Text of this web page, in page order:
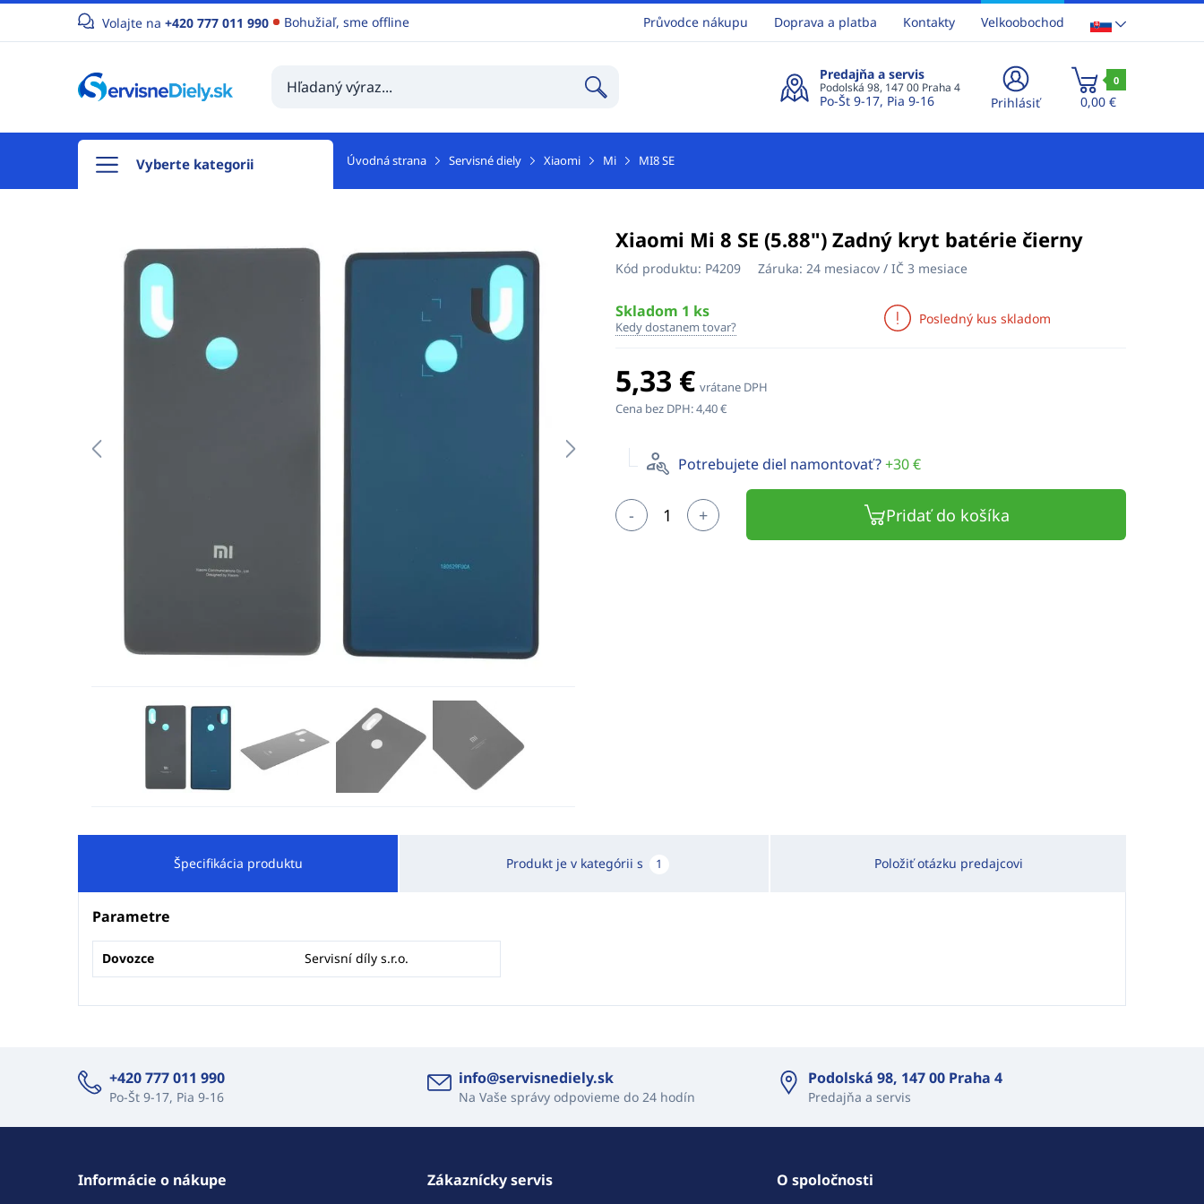
Volajte na +420 777 011 990 Bohužiaľ, sme offline Průvodce nákupu Doprava a platba Kontakty Velkoobochod
Predajňa a servis
Podolská 98, 147 00 Praha 4
Po-Št 9-17, Pia 9-16 Prihlásiť
0
0,00 €
Vyberte kategorii Úvodná strana Servisné diely Xiaomi Mi MI8 SE
Xiaomi Mi 8 SE (5.88") Zadný kryt batérie čierny
Kód produktu: P4209 Záruka: 24 mesiacov / IČ 3 mesiace
Skladom 1 ks
Kedy dostanem tovar?
Posledný kus skladom
5,33 € vrátane DPH
Cena bez DPH:4,40 €
Potrebujete diel namontovať?+30 €
- + Pridať do košíka
Špecifikácia produktu Produkt je v kategórii s 1 Položiť otázku predajcovi
Parametre
Dovozce Servisní díly s.r.o.
+420 777 011 990
Po-Št 9-17, Pia 9-16
info@servisnediely.sk
Na Vaše správy odpovieme do 24 hodín
Podolská 98, 147 00 Praha 4
Predajňa a servis
Informácie o nákupe Zákaznícky servis O spoločnosti